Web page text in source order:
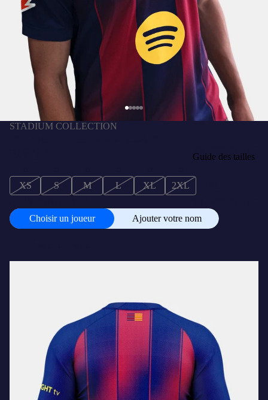
STADIUM COLLECTION
Guide des tailles
XS S M L XL 2XL
Choisir un joueur
Ajouter votre nom